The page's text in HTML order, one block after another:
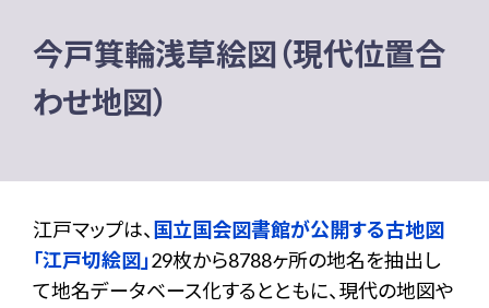
今戸箕輪浅草絵図（現代位置合
わせ地図）
江戸マップは、 国立国会図書館が公開する古地図
「江戸切絵図」29枚から8788ヶ所の地名を抽出し
て地名データベース化するとともに、現代の地図や